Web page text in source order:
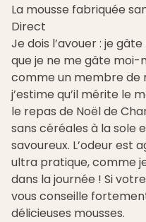
La mousse fabriquée
Direct
Je dois l’avouer : je
que je ne me gâte moi-
comme un membre de
j’estime qu’il mérite le
le repas de Noël de
sans céréales à la sole
savoureux. L’odeur est
ultra pratique, comme
dans la journée ! Si
vous conseille
délicieuses mousses.